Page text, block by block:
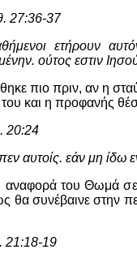
27:36-37
ετήρουν
ούτος εστιν
πιο πριν, αν η
και η προφανής
20:24
αυτοίς. εάν μη ίδω
αναφορά του Θωμά σε
θα συνέβαινε στην
21:18-19